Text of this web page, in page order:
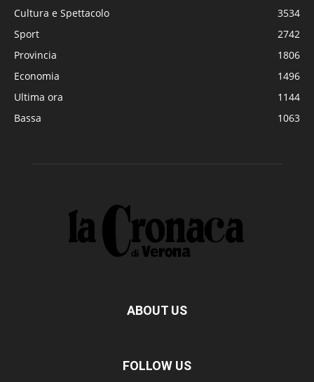
Cultura e Spettacolo
3534
Sport
2742
Provincia
1806
Economia
1496
Ultima ora
1144
Bassa
1063
ABOUT US
FOLLOW US